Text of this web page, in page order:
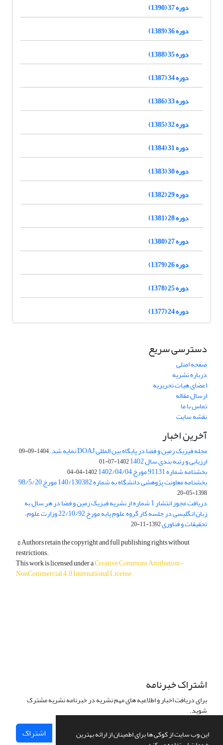
این وب سایت از کوکی ها برای اطمینان از ارائه بهترین
دوره 37 (1390)
دوره 36 (1389)
دوره 35 (1388)
دوره 34 (1387)
دوره 33 (1386)
دوره 32 (1385)
دوره 31 (1384)
دوره 30 (1383)
دوره 29 (1382)
دوره 28 (1381)
دوره 27 (1380)
دوره 26 (1379)
دوره 25 (1378)
دوره 24 (1377)
دسترسی سریع
صفحه اصلی
درباره نشریه
اعضای هیات تحریریه
ارسال مقاله
تماس با ما
نقشه سایت
آخرین اخبار
مجله فیزیک زمین و فضا در پایگاه بین المللی DOAJ نمایه شد. 1404-09-09
ارزیابی و رتبه بندی سال 1402 1402-07-01
بخشنامه شماره 91131 مورخ 1402/04/04 1402-04-04
بخشنامه معاونت پژوهشی دانشگاه به شماره 140/130382 مورخ 98/5/20
1398-05-20
دریافت مجوز انتشار 1 شماره از نشریه فیزیک زمین و فضا در هر سال به
زبان انگلیسی در جلسه کار گروه علوم پایه مورخ 22/10/92 وزارت علوم،
تحقیقات و فناوری1392-11-20
© Authors retain the copyright and full publishing rights without
restrictions.
This work is licensed under aCreative Commons Attribution-
NonCommercial 4.0 International License.
اشتراک خبرنامه
برای دریافت اخبار و اطلاعیه های مهم نشریه در خبرنامه نشریه مشترک
شوید.
اشتراک